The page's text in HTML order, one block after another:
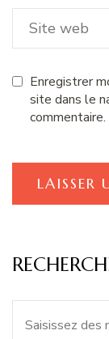
Enregistrer
site dans le
commentaire.